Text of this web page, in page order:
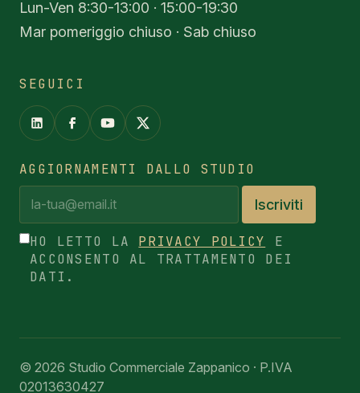
Lun-Ven 8:30-13:00 · 15:00-19:30
Mar pomeriggio chiuso · Sab chiuso
SEGUICI
AGGIORNAMENTI DALLO STUDIO
Iscriviti
HO LETTO LA PRIVACY POLICY
E
ACCONSENTO AL TRATTAMENTO DEI
DATI.
© 2026 Studio Commerciale Zappanico · P.IVA
02013630427